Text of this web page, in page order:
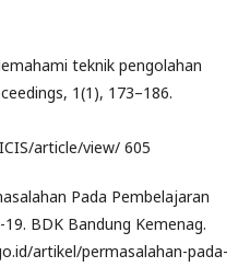
teknik pengolahan
1(1), 173–186.
article/view/ 605
Pada Pembelajaran
BDK Bandung Kemenag.
artikel/permasalahan-pada-